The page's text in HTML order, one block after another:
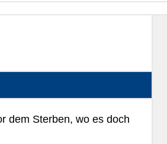
dem Sterben, wo es doch